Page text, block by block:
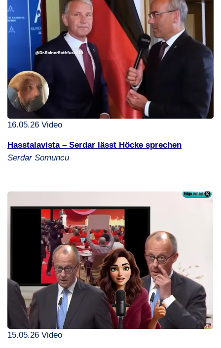
16.05.26 Video
Hasstalavista – Serdar lässt Höcke sprechen
Serdar Somuncu
15.05.26 Video